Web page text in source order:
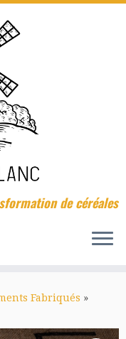
de céréales
Fabriqués »